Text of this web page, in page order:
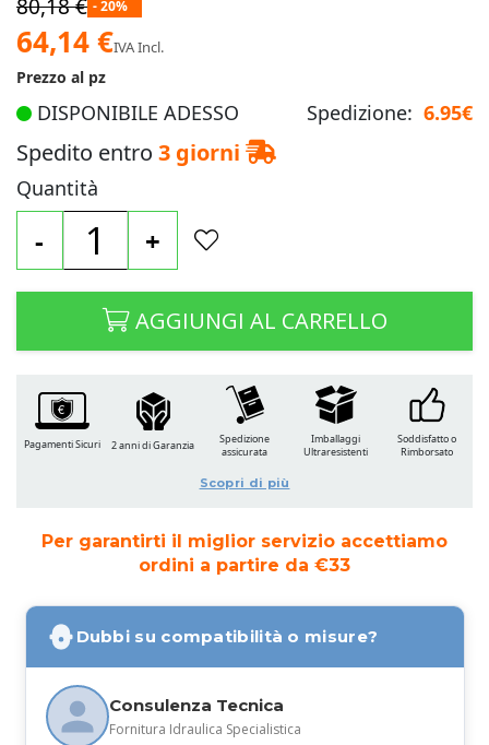
80,18 € - 20%
Prezzo
speciale
64,14 €IVA Incl.
Prezzo al pz
DISPONIBILE ADESSO Spedizione: 6.95€
Spedito entro 3 giorni
Quantità
- +
AGGIUNGI AL CARRELLO
Per garantirti il miglior servizio accettiamo
ordini a partire da €33
Dubbi su compatibilità o misure?
Consulenza Tecnica
Fornitura Idraulica Specialistica
Pagamenti Sicuri 2 anni di Garanzia
Spedizione
assicurata
Imballaggi
Ultraresistenti
Soddisfatto o
Rimborsato
Scopri di più